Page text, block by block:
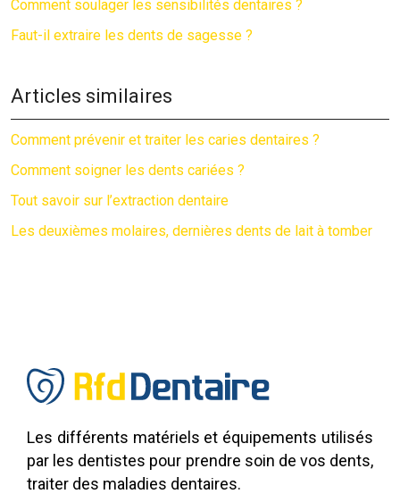
Comment soulager les sensibilités dentaires ?
Faut-il extraire les dents de sagesse ?
Articles similaires
Comment prévenir et traiter les caries dentaires ?
Comment soigner les dents cariées ?
Tout savoir sur l’extraction dentaire
Les deuxièmes molaires, dernières dents de lait à tomber
Les différents matériels et équipements utilisés
par les dentistes pour prendre soin de vos dents,
traiter des maladies dentaires.